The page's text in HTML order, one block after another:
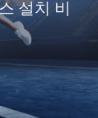
설치 비